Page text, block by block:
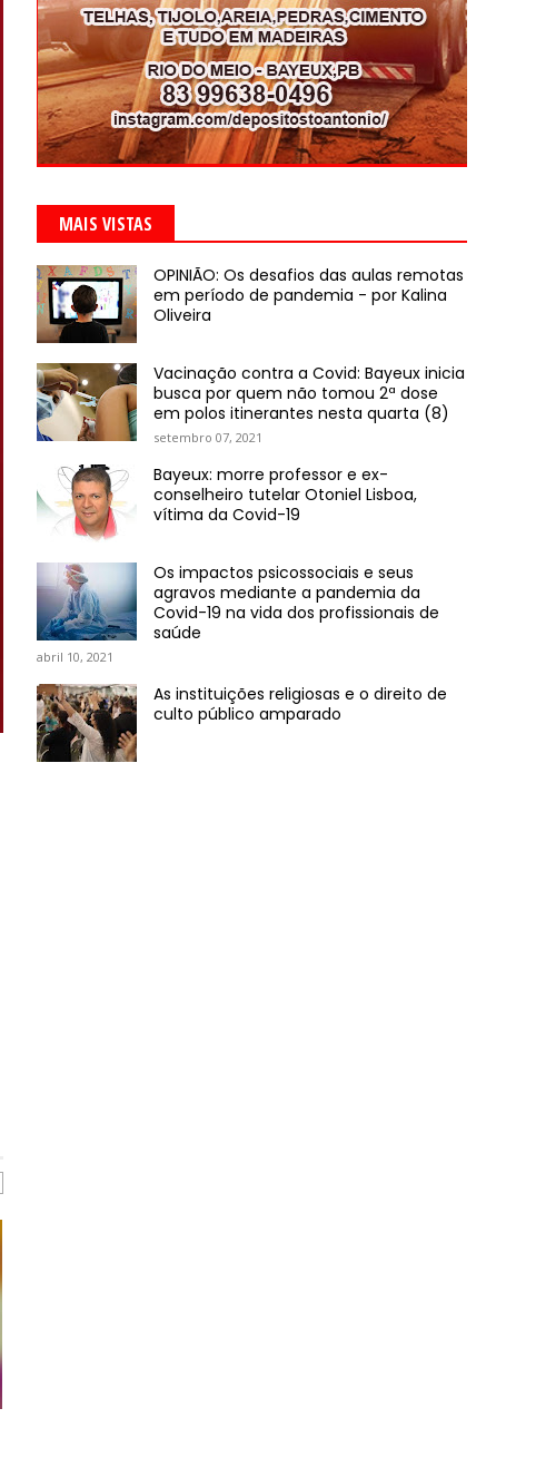
MAIS VISTAS
OPINIÃO: Os desafios das aulas remotas
em período de pandemia - por Kalina
Oliveira
Vacinação contra a Covid: Bayeux inicia
busca por quem não tomou 2ª dose
em polos itinerantes nesta quarta (8)
setembro 07, 2021
Bayeux: morre professor e ex-
conselheiro tutelar Otoniel Lisboa,
vítima da Covid-19
Os impactos psicossociais e seus
agravos mediante a pandemia da
Covid-19 na vida dos profissionais de
saúde
abril 10, 2021
As instituições religiosas e o direito de
culto público amparado